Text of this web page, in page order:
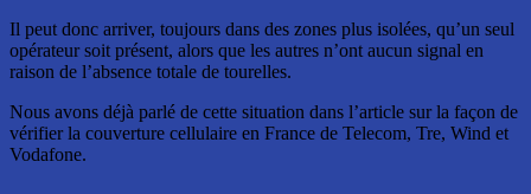
Il peut donc arriver, toujours dans des zones plus isolées, qu’un seul
opérateur soit présent, alors que les autres n’ont aucun signal en
raison de l’absence totale de tourelles.
Nous avons déjà parlé de cette situation dans l’article sur la façon de
vérifier la couverture cellulaire en France de Telecom, Tre, Wind et
Vodafone.